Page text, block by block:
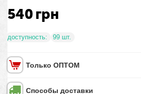
540грн
доступность: 99 шт.
Только ОПТОМ
Способы доставки